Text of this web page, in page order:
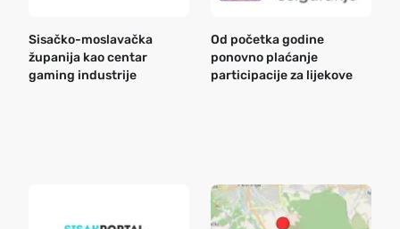
Sisačko-moslavačka
županija kao centar
gaming industrije
Od početka godine
ponovno plaćanje
participacije za lijekove